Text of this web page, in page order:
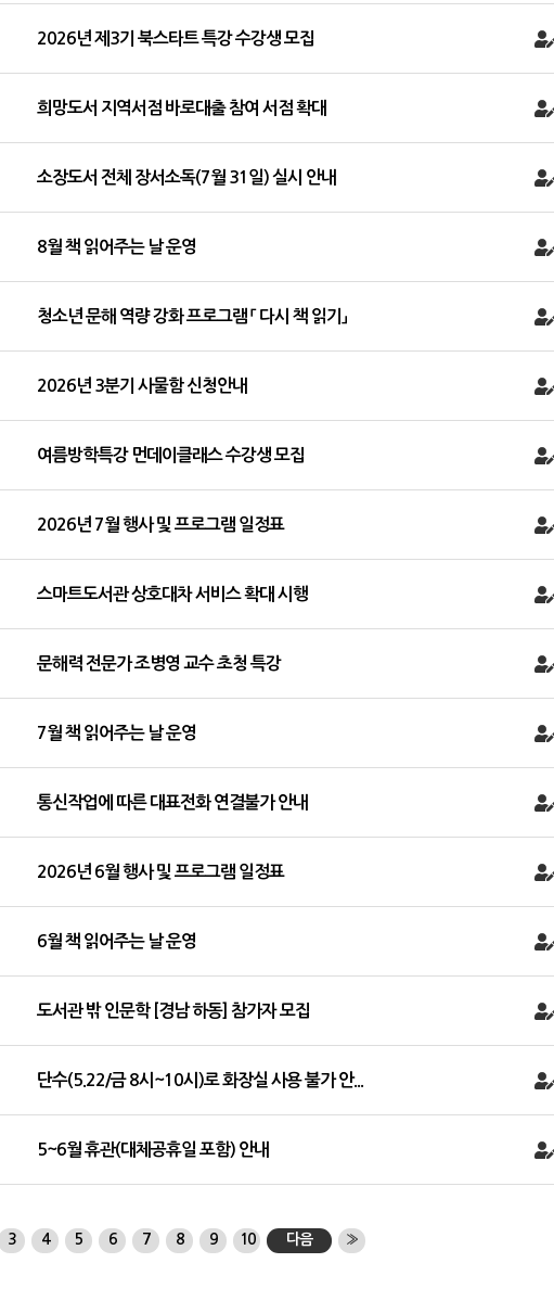
2026년 제3기 북스타트 특강 수강생 모집
희망도서 지역서점 바로대출 참여 서점 확대
소장도서 전체 장서소독(7월 31일) 실시 안내
8월 책 읽어주는 날 운영
청소년 문해 역량 강화 프로그램 「 다시 책 읽기」
2026년 3분기 사물함 신청안내
여름방학특강 먼데이클래스 수강생 모집
2026년 7월 행사 및 프로그램 일정표
스마트도서관 상호대차 서비스 확대 시행
문해력 전문가 조병영 교수 초청 특강
7월 책 읽어주는 날 운영
통신작업에 따른 대표전화 연결불가 안내
2026년 6월 행사 및 프로그램 일정표
6월 책 읽어주는 날 운영
도서관 밖 인문학 [경남 하동] 참가자 모집
단수(5.22/금 8시~10시)로 화장실 사용 불가 안...
5~6월 휴관(대체공휴일 포함) 안내
3 4 5 6 7 8 9 10 다음 »